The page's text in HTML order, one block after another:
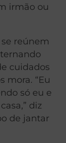
irmão ou
reúnem
cuidados
mora. “Eu
só eu e
diz
de jantar